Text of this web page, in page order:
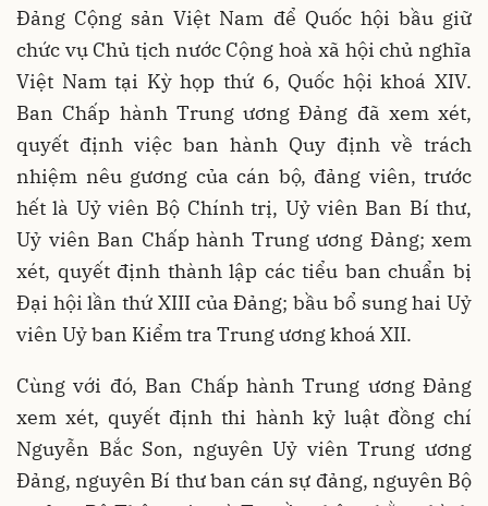
Đảng Cộng sản Việt Nam để Quốc hội bầu giữ
chức vụ Chủ tịch nước Cộng hoà xã hội chủ nghĩa
Việt Nam tại Kỳ họp thứ 6, Quốc hội khoá XIV.
Ban Chấp hành Trung ương Đảng đã xem xét,
quyết định việc ban hành Quy định về trách
nhiệm nêu gương của cán bộ, đảng viên, trước
hết là Uỷ viên Bộ Chính trị, Uỷ viên Ban Bí thư,
Uỷ viên Ban Chấp hành Trung ương Đảng; xem
xét, quyết định thành lập các tiểu ban chuẩn bị
Đại hội lần thứ XIII của Đảng; bầu bổ sung hai Uỷ
viên Uỷ ban Kiểm tra Trung ương khoá XII.
Cùng với đó, Ban Chấp hành Trung ương Đảng
xem xét, quyết định thi hành kỷ luật đồng chí
Nguyễn Bắc Son, nguyên Uỷ viên Trung ương
Đảng, nguyên Bí thư ban cán sự đảng, nguyên Bộ